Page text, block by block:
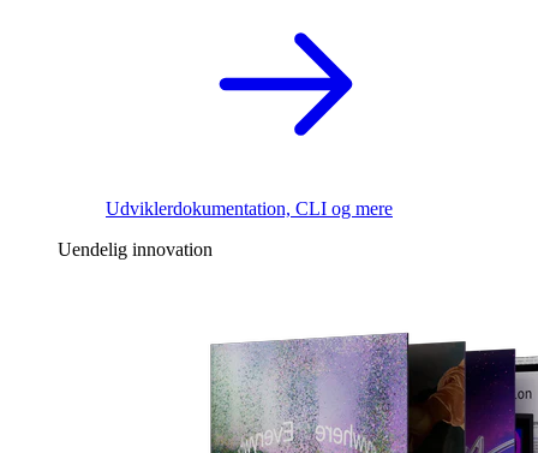
Udviklerdokumentation, CLI og mere
Uendelig innovation